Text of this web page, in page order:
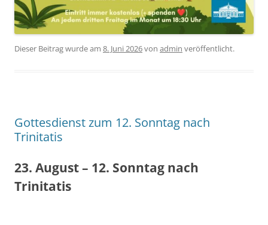
Dieser Beitrag wurde am 8. Juni 2026von admin veröffentlicht.
Gottesdienst zum 12. Sonntag nach
Trinitatis
23. August – 12. Sonntag nach
Trinitatis